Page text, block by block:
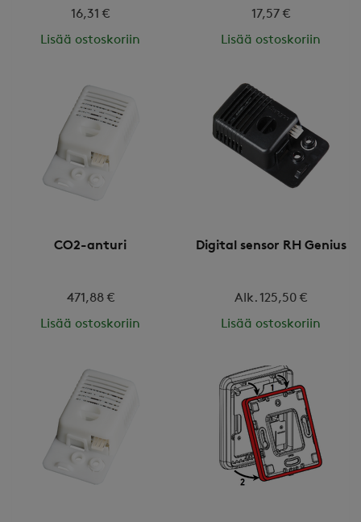
16,31 €
Lisää ostoskoriin
17,57 €
Lisää ostoskoriin
CO2-anturi
471,88 €
Lisää ostoskoriin
Digital sensor RH Genius
Alk. 125,50 €
Lisää ostoskoriin